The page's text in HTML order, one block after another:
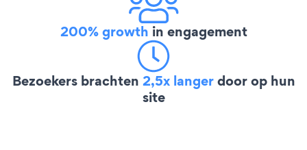
200% growth in engagement
Bezoekers brachten 2,5x langerdoor op hun
site